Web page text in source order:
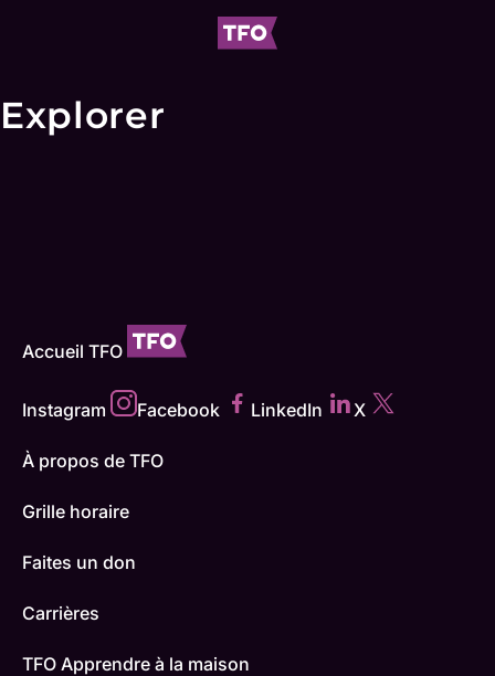
Explorer
Accueil TFO
Instagram Facebook LinkedIn X
À propos de TFO
Grille horaire
Faites un don
Carrières
TFO Apprendre à la maison